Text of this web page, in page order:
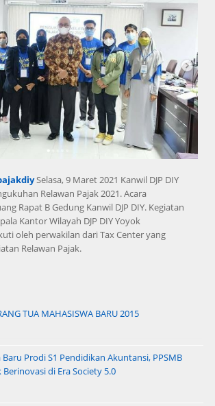
Selasa, 9 Maret 2021 Kanwil DJP DIY
Relawan Pajak 2021. Acara
Rapat B Gedung Kanwil DJP DIY. Kegiatan
Kantor Wilayah DJP DIY Yoyok
oleh perwakilan dari Tax Center yang
Relawan Pajak.
TUA MAHASISWA BARU 2015
Prodi S1 Pendidikan Akuntansi, PPSMB
Berinovasi di Era Society 5.0